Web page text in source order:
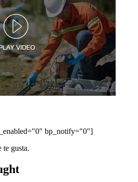
bp_notify="0"]
te gusta.